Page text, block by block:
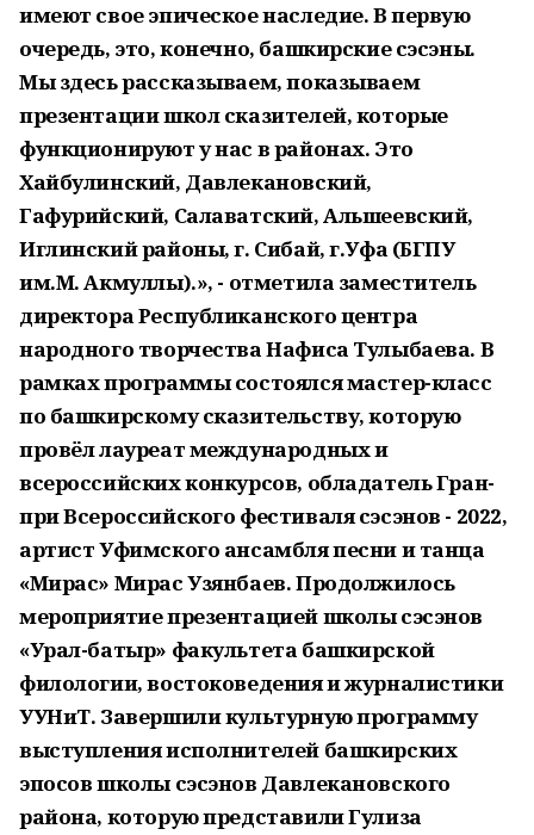
имеют свое эпическое наследие. В первую
очередь, это, конечно, башкирские сэсэны.
Мы здесь рассказываем, показываем
презентации школ сказителей, которые
функционируют у нас в районах. Это
Хайбулинский, Давлекановский,
Гафурийский, Салаватский, Альшеевский,
Иглинский районы, г. Сибай, г.Уфа (БГПУ
им.М. Акмуллы).», - отметила заместитель
директора Республиканского центра
народного творчества Нафиса Тулыбаева. В
рамках программы состоялся мастер-класс
по башкирскому сказительству, которую
провёл лауреат международных и
всероссийских конкурсов, обладатель Гран-
при Всероссийского фестиваля сэсэнов - 2022,
артист Уфимского ансамбля песни и танца
«Мирас» Мирас Узянбаев. Продолжилось
мероприятие презентацией школы сэсэнов
«Урал-батыр» факультета башкирской
филологии, востоковедения и журналистики
УУНиТ. Завершили культурную программу
выступления исполнителей башкирских
эпосов школы сэсэнов Давлекановского
района, которую представили Гулиза